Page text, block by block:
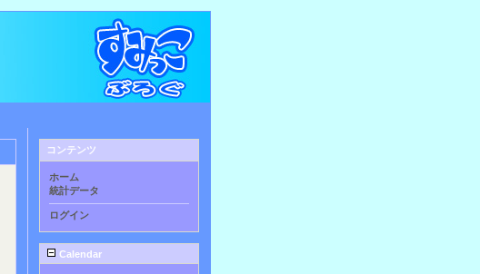
コンテンツ
ホーム
統計データ
ログイン
Calendar